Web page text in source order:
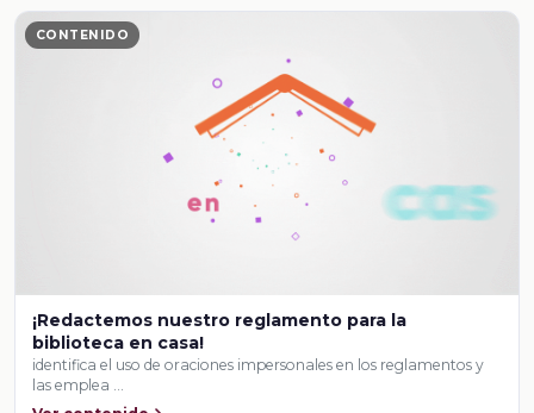
CONTENIDO
¡Redactemos nuestro reglamento para la
biblioteca en casa!
identifica el uso de oraciones impersonales en los reglamentos y
las emplea …